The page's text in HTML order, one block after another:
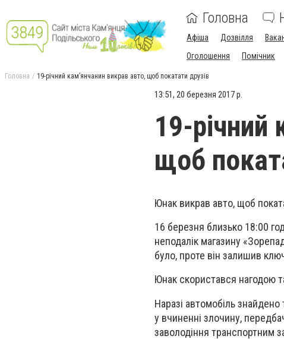
Головна
Афіша Дозвілля
Оголошення
Помічник
Головна 19-річний кам’янчанин викрав авто, щоб покатати друзів
13:51, 20 березня 2017 р.
19-річний
щоб
Юнак викрав авто, щоб
16 березня близько 18:00
неподалік магазину
було, проте він залишив
Юнак скористався нагодою
Наразі автомобіль
у вчиненні злочину,
заволодіння транспортним